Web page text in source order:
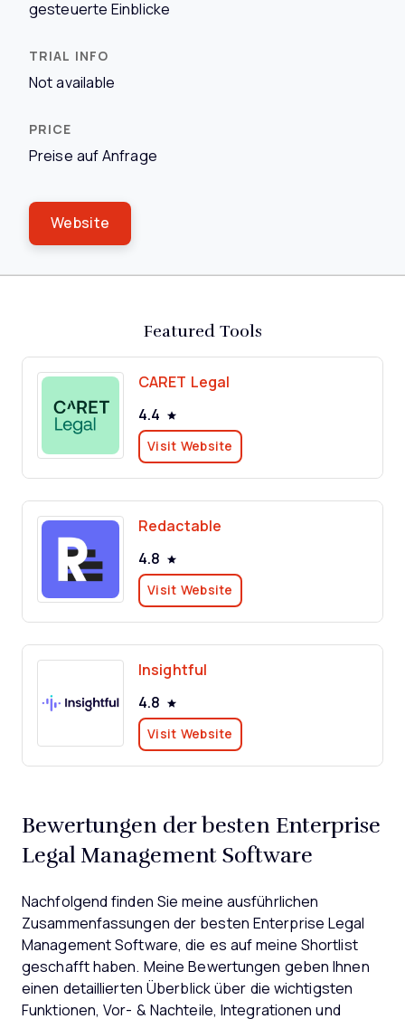
gesteuerte Einblicke
Not available
Preise auf Anfrage
Website
Featured Tools
CARET Legal
4.4
Visit Website
Redactable
4.8
Visit Website
Insightful
4.8
Visit Website
Bewertungen der besten Enterprise
Legal Management Software
Nachfolgend finden Sie meine ausführlichen
Zusammenfassungen der besten Enterprise Legal
Management Software, die es auf meine Shortlist
geschafft haben. Meine Bewertungen geben Ihnen
einen detaillierten Überblick über die wichtigsten
Funktionen, Vor- & Nachteile, Integrationen und